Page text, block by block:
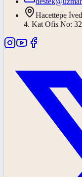
Hacettepe
4. Kat Ofis No: